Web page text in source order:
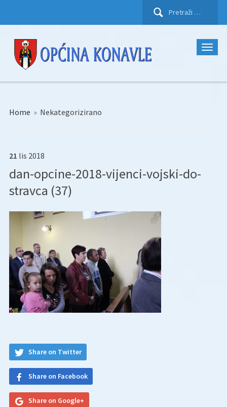
Pretraži:
Home » Nekategorizirano
21 lis 2018
dan-opcine-2018-vijenci-vojski-do-
stravca (37)
Share on Twitter
Share on Facebook
Share on Google+